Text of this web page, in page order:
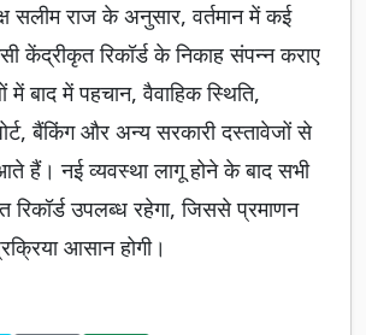
सलीम राज के अनुसार, वर्तमान में कई
केंद्रीकृत रिकॉर्ड के निकाह संपन्न कराए
बाद में पहचान, वैवाहिक स्थिति,
बैंकिंग और अन्य सरकारी दस्तावेजों से
हैं। नई व्यवस्था लागू होने के बाद सभी
रिकॉर्ड उपलब्ध रहेगा, जिससे प्रमाणन
आसान होगी।